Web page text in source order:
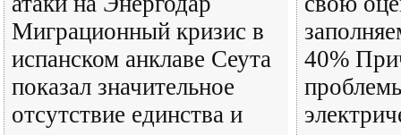
Миграционный кризис в
испанском анклаве Сеута
показал значительное
отсутствие единства и
40%